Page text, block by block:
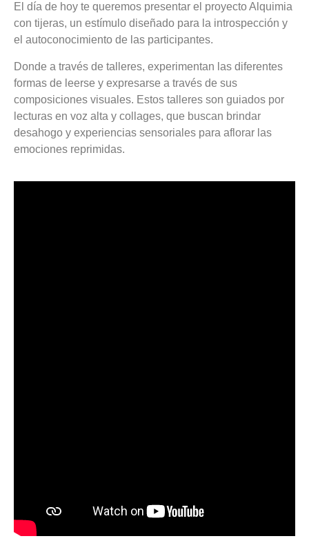
El día de hoy te queremos presentar el proyecto Alquimia
con tijeras, un estímulo diseñado para la introspección y
el autoconocimiento de las participantes.
Donde a través de talleres, experimentan las diferentes
formas de leerse y expresarse a través de sus
composiciones visuales. Estos talleres son guiados por
lecturas en voz alta y collages, que buscan brindar
desahogo y experiencias sensoriales para aflorar las
emociones reprimidas.